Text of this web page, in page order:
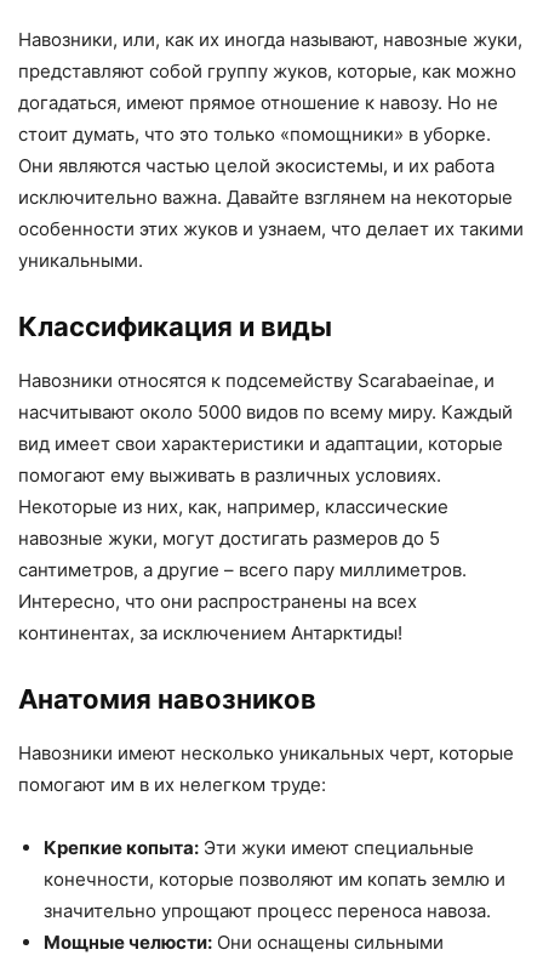
Навозники, или, как их иногда называют, навозные жуки,
представляют собой группу жуков, которые, как можно
догадаться, имеют прямое отношение к навозу. Но не
стоит думать, что это только «помощники» в уборке.
Они являются частью целой экосистемы, и их работа
исключительно важна. Давайте взглянем на некоторые
особенности этих жуков и узнаем, что делает их такими
уникальными.
Классификация и виды
Навозники относятся к подсемейству Scarabaeinae, и
насчитывают около 5000 видов по всему миру. Каждый
вид имеет свои характеристики и адаптации, которые
помогают ему выживать в различных условиях.
Некоторые из них, как, например, классические
навозные жуки, могут достигать размеров до 5
сантиметров, а другие – всего пару миллиметров.
Интересно, что они распространены на всех
континентах, за исключением Антарктиды!
Анатомия навозников
Навозники имеют несколько уникальных черт, которые
помогают им в их нелегком труде:
Крепкие копыта: Эти жуки имеют специальные
конечности, которые позволяют им копать землю и
значительно упрощают процесс переноса навоза.
Мощные челюсти: Они оснащены сильными